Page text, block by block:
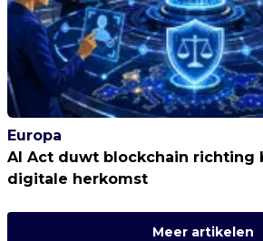
Europa
AI Act duwt blockchain richting
digitale herkomst
Meer artikelen